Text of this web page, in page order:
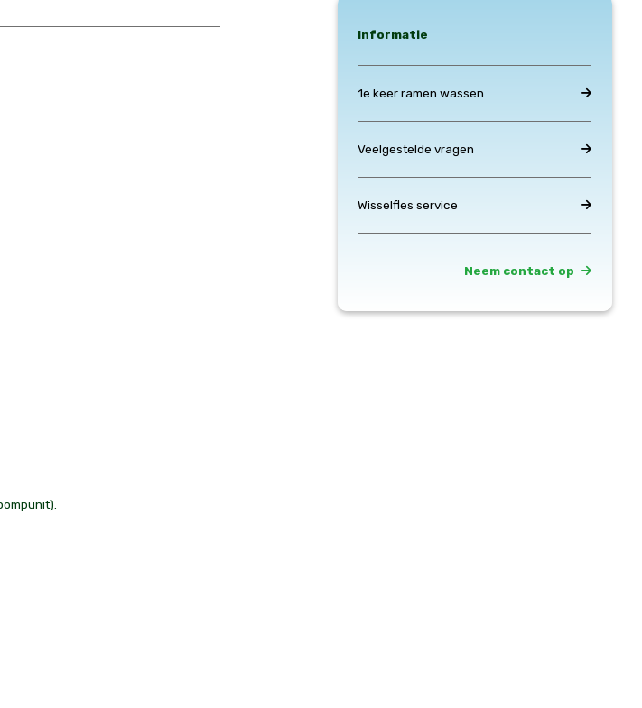
Informatie
1e keer ramen wassen
Veelgestelde vragen
Wisselfles service
Neem contact op